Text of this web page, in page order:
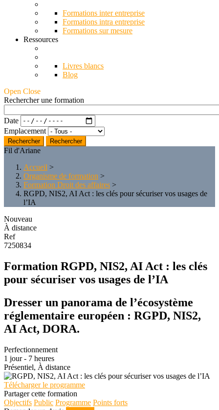
Formations inter entreprise
Formations intra entreprise
Formations sur mesure
Ressources
Livres blancs
Blog
Open Close
Rechercher une formation
Date
Emplacement
Rechercher
Fil d'Ariane
Accueil >
Organisme de formation >
Formation Droit des affaires >
RGPD, NIS2, AI Act : les clés pour sécuriser vos usages de
l’IA
Nouveau
À distance
Ref
7250834
Formation RGPD, NIS2, AI Act : les clés
pour sécuriser vos usages de l’IA
Dresser un panorama de l’écosystème
réglementaire européen : RGPD, NIS2,
AI Act, DORA.
Perfectionnement
1 jour - 7 heures
Présentiel, À distance
Télécharger le programme
Partager cette formation
Objectifs Public Programme Points forts